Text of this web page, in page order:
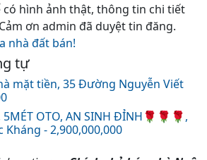
có hình ảnh thật, thông tin chi tiết
ơn admin đã duyệt tin đăng.
nhà đất bán!
tự
mặt tiền, 35 Đường Nguyễn Viết
OTO, AN SINH ĐỈNH🌹🌹🌹,
- 2,900,000,000